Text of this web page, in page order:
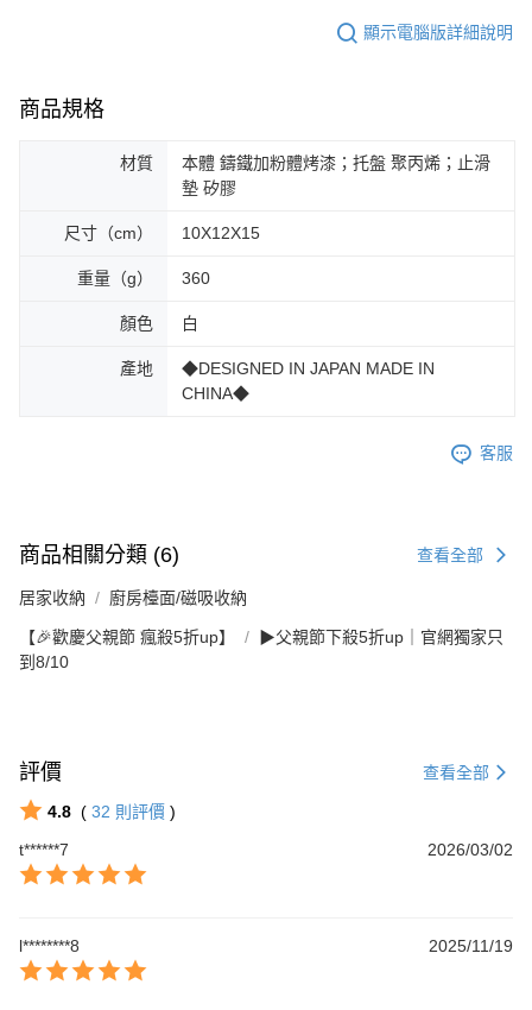
顯示電腦版詳細說明
商品規格
材質
本體 鑄鐵加粉體烤漆；托盤 聚丙烯；止滑
墊 矽膠
尺寸（cm） 10X12X15
重量（g） 360
顏色 白
產地
◆DESIGNED IN JAPAN MADE IN
CHINA◆
客服
商品相關分類 (6) 查看全部
居家收納 廚房檯面/磁吸收納
【🎉歡慶父親節 瘋殺5折up】
▶父親節下殺5折up｜官網獨家只
到8/10
評價 查看全部
4.8 ( 32 則評價 )
t******7
2026/03/02
l********8 2025/11/19